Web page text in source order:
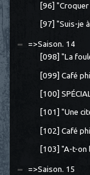
[96]
[97] "Suis-je
=>Saison. 14
[098] "La
[099] Café
[100]
[101] "Une
[102] Café
[103] "A-t-on
=>Saison. 15